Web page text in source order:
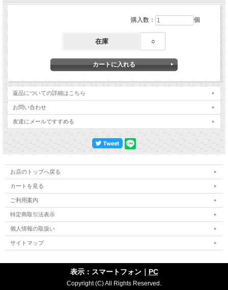
「Radians」
Radians（ラディアンス）は、産業・建設・作業現場からスポーツ・アウトドアま
です。 1997年の創業以来、安全性・品質・快適性を追求し、ANSI（米国工業規
格）やISO認証基準に準拠した高性能な製品を提供しています。
は、Radiansがライセンス生産をしています。
購入数： 個
在庫 ○
返品についての詳細はこちら
お問い合わせ
友達にメールですすめる
お店のトップへ戻る
カートを見る
ご利用案内
特定商取引法表示
個人情報の取扱い
サイトマップ
表示：スマートフォン｜ PC
Copyright (C) All Rights Reserved.